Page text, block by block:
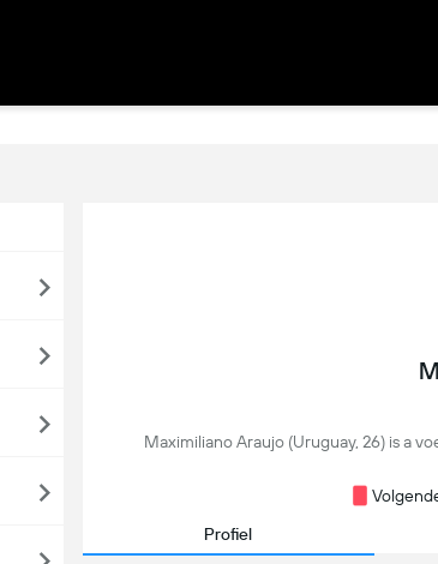
Maximiliano Araujo (Uruguay, 26) is a
Profiel